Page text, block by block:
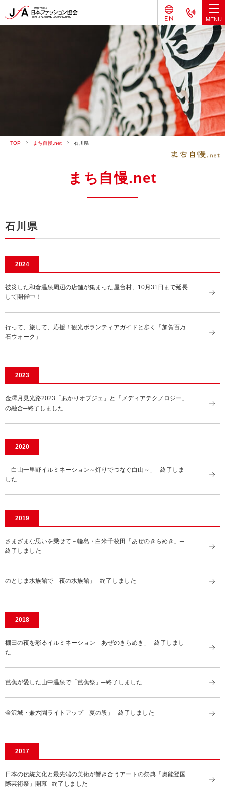
TOP まち自慢.net 石川県
まち自慢.net
石川県
2024
被災した和倉温泉周辺の店舗が集まった屋台村、10月31日まで延長
して開催中！
行って、旅して、応援！観光ボランティアガイドと歩く「加賀百万
石ウォーク」
2023
金澤月見光路2023「あかりオブジェ」と「メディアテクノロジー」
の融合─終了しました
2020
「白山一里野イルミネーション～灯りでつなぐ白山～」─終了しま
した
2019
さまざまな思いを乗せて－輪島・白米千枚田「あぜのきらめき」─
終了しました
のとじま水族館で「夜の水族館」─終了しました
2018
棚田の夜を彩るイルミネーション「あぜのきらめき」─終了しまし
た
芭蕉が愛した山中温泉で「芭蕉祭」─終了しました
金沢城・兼六園ライトアップ「夏の段」─終了しました
2017
日本の伝統文化と最先端の美術が響き合うアートの祭典「奥能登国
際芸術祭」開幕─終了しました